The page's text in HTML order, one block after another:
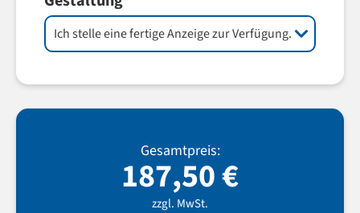
Gesamtpreis:
187,50€
zzgl. MwSt.